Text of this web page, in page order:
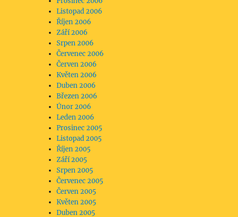
Listopad 2006
Říjen 2006
Září 2006
Srpen 2006
Červenec 2006
Červen 2006
Květen 2006
Duben 2006
Březen 2006
Únor 2006
Leden 2006
Prosinec 2005
Listopad 2005
Říjen 2005
Září 2005
Srpen 2005
Červenec 2005
Červen 2005
Květen 2005
Duben 2005